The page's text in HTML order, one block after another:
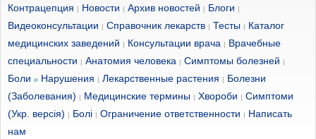
Контрацепция | Новости | Архив новостей | Блоги |
Видеоконсультации | Справочник лекарств | Тесты | Каталог
медицинских заведений | Консультации врача | Врачебные
специальности | Анатомия человека | Симптомы болезней |
Боли и Нарушения | Лекарственные растения | Болезни
(Заболевания) | Медицинские термины | Хвороби | Симптоми
(Укр. версія) | Болі | Ограничение ответственности | Написать
нам